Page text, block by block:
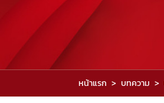
หน้าแรก บทความ